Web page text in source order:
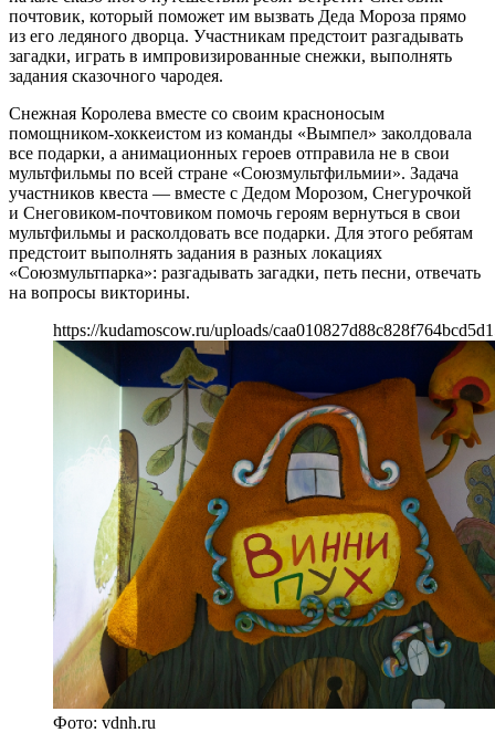
почтовик, который поможет им вызвать Деда Мороза прямо
из его ледяного дворца. Участникам предстоит разгадывать
загадки, играть в импровизированные снежки, выполнять
задания сказочного чародея.
Снежная Королева вместе со своим красноносым
помощником-хоккеистом из команды «Вымпел» заколдовала
все подарки, а анимационных героев отправила не в свои
мультфильмы по всей стране «Союзмультфильмии». Задача
участников квеста — вместе с Дедом Морозом, Снегурочкой
и Снеговиком-почтовиком помочь героям вернуться в свои
мультфильмы и расколдовать все подарки. Для этого ребятам
предстоит выполнять задания в разных локациях
«Союзмультпарка»: разгадывать загадки, петь песни, отвечать
на вопросы викторины.
https://kudamoscow.ru/uploads/
Фото: vdnh.ru